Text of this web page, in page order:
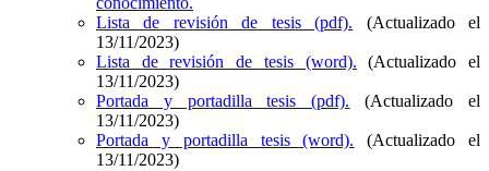
Lista de revisión de tesis (pdf). (Actualizado el
13/11/2023)
Lista de revisión de tesis (word). (Actualizado el
13/11/2023)
Portada y portadilla tesis (pdf). (Actualizado el
13/11/2023)
Portada y portadilla tesis (word). (Actualizado el
13/11/2023)